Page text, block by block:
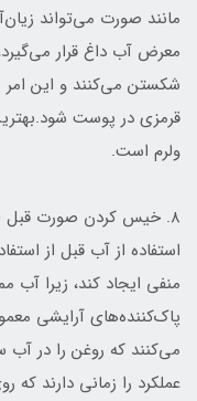
مانند صورت می‌تواند
معرض آب داغ قرار
شکستن می‌کنند و این امر
قرمزی در پوست
ولرم است.
۸. خیس کردن صورت قبل از استفاده از پاک‌کننده آرایشی
استفاده از آب قبل از
منفی ایجاد کند، زیرا
پاک‌کننده‌های آرایشی
می‌کنند که روغن را در
عملکرد را زمانی دارند